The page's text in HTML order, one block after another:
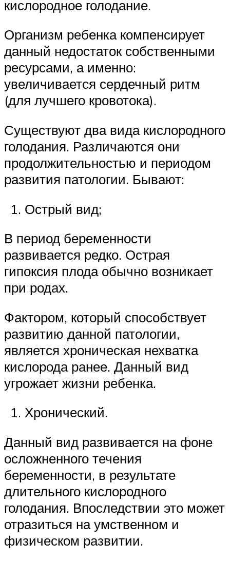
кислородное голодание.
Организм ребенка компенсирует
данный недостаток собственными
ресурсами, а именно:
увеличивается сердечный ритм
(для лучшего кровотока).
Существуют два вида кислородного
голодания. Различаются они
продолжительностью и периодом
развития патологии. Бывают:
Острый вид;
В период беременности
развивается редко. Острая
гипоксия плода обычно возникает
при родах.
Фактором, который способствует
развитию данной патологии,
является хроническая нехватка
кислорода ранее. Данный вид
угрожает жизни ребенка.
Хронический.
Данный вид развивается на фоне
осложненного течения
беременности, в результате
длительного кислородного
голодания. Впоследствии это может
отразиться на умственном и
физическом развитии.